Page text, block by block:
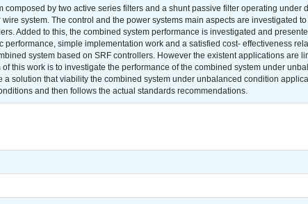
by two active series filters and a shunt passive filter operating under
system. The control and the power systems main aspects are investigated
Added to this, the combined system performance is investigated and
simple implementation work and a satisfied cost- effectiveness
system based on SRF controllers. However the existent applications are
this work is to investigate the performance of the combined system under
solution that viability the combined system under unbalanced condition
and then follows the actual standards recommendations.